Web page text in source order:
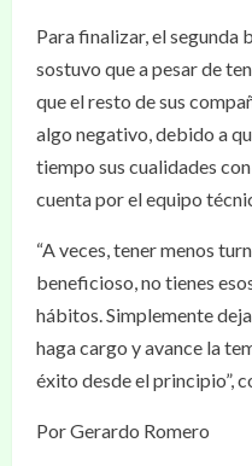
Para finalizar, el segunda
sostuvo que a pesar de
que el resto de sus
algo negativo, debido a
tiempo sus cualidades
cuenta por el equipo
“A veces, tener menos
beneficioso, no tienes
hábitos. Simplemente
haga cargo y avance la
éxito desde el principio”,
Por Gerardo Romero